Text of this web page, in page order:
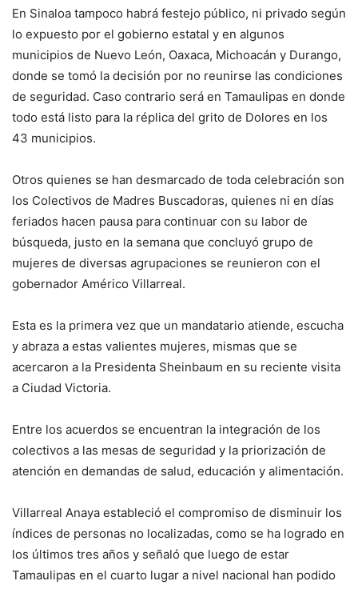
En Sinaloa tampoco habrá festejo público, ni privado según
lo expuesto por el gobierno estatal y en algunos
municipios de Nuevo León, Oaxaca, Michoacán y Durango,
donde se tomó la decisión por no reunirse las condiciones
de seguridad. Caso contrario será en Tamaulipas en donde
todo está listo para la réplica del grito de Dolores en los
43 municipios.
Otros quienes se han desmarcado de toda celebración son
los Colectivos de Madres Buscadoras, quienes ni en días
feriados hacen pausa para continuar con su labor de
búsqueda, justo en la semana que concluyó grupo de
mujeres de diversas agrupaciones se reunieron con el
gobernador Américo Villarreal.
Esta es la primera vez que un mandatario atiende, escucha
y abraza a estas valientes mujeres, mismas que se
acercaron a la Presidenta Sheinbaum en su reciente visita
a Ciudad Victoria.
Entre los acuerdos se encuentran la integración de los
colectivos a las mesas de seguridad y la priorización de
atención en demandas de salud, educación y alimentación.
Villarreal Anaya estableció el compromiso de disminuir los
índices de personas no localizadas, como se ha logrado en
los últimos tres años y señaló que luego de estar
Tamaulipas en el cuarto lugar a nivel nacional han podido